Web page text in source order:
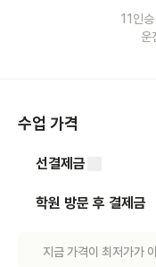
11인
운
수업 가격
선결제금
학원 방문 후 결제금
지금 가격이 최저가가